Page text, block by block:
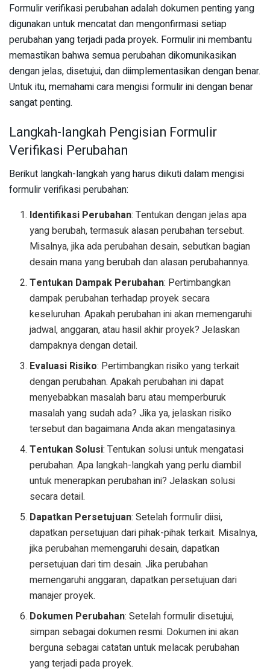
Formulir verifikasi perubahan adalah dokumen penting yang
digunakan untuk mencatat dan mengonfirmasi setiap
perubahan yang terjadi pada proyek. Formulir ini membantu
memastikan bahwa semua perubahan dikomunikasikan
dengan jelas, disetujui, dan diimplementasikan dengan benar.
Untuk itu, memahami cara mengisi formulir ini dengan benar
sangat penting.
Langkah-langkah Pengisian Formulir
Verifikasi Perubahan
Berikut langkah-langkah yang harus diikuti dalam mengisi
formulir verifikasi perubahan:
Identifikasi Perubahan: Tentukan dengan jelas apa
yang berubah, termasuk alasan perubahan tersebut.
Misalnya, jika ada perubahan desain, sebutkan bagian
desain mana yang berubah dan alasan perubahannya.
Tentukan Dampak Perubahan: Pertimbangkan
dampak perubahan terhadap proyek secara
keseluruhan. Apakah perubahan ini akan memengaruhi
jadwal, anggaran, atau hasil akhir proyek? Jelaskan
dampaknya dengan detail.
Evaluasi Risiko: Pertimbangkan risiko yang terkait
dengan perubahan. Apakah perubahan ini dapat
menyebabkan masalah baru atau memperburuk
masalah yang sudah ada? Jika ya, jelaskan risiko
tersebut dan bagaimana Anda akan mengatasinya.
Tentukan Solusi: Tentukan solusi untuk mengatasi
perubahan. Apa langkah-langkah yang perlu diambil
untuk menerapkan perubahan ini? Jelaskan solusi
secara detail.
Dapatkan Persetujuan: Setelah formulir diisi,
dapatkan persetujuan dari pihak-pihak terkait. Misalnya,
jika perubahan memengaruhi desain, dapatkan
persetujuan dari tim desain. Jika perubahan
memengaruhi anggaran, dapatkan persetujuan dari
manajer proyek.
Dokumen Perubahan: Setelah formulir disetujui,
simpan sebagai dokumen resmi. Dokumen ini akan
berguna sebagai catatan untuk melacak perubahan
yang terjadi pada proyek.